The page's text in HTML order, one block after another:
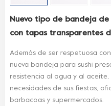
Nuevo tipo de bandeja
con tapas transparentes
Además de ser respetuosa
nueva bandeja para sushi
resistencia al agua y al aceite.
necesidades de sus fiestas,
barbacoas y supermercados.